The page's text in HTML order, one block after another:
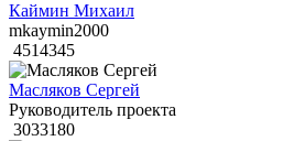
Каймин Михаил
mkaymin2000
4514345
Масляков Сергей
Руководитель проекта
3033180